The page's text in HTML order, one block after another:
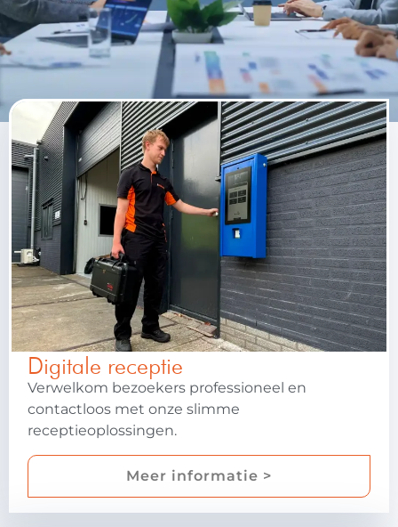
Digitale receptie
Verwelkom bezoekers professioneel en
contactloos met onze slimme
receptieoplossingen.
Meer informatie >